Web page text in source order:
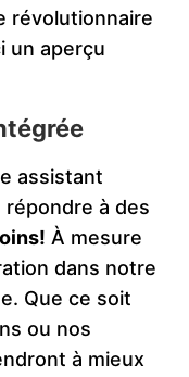
révolutionnaire
un aperçu
assistant
à des
À mesure
dans notre
Que ce soit
ou nos
à mieux